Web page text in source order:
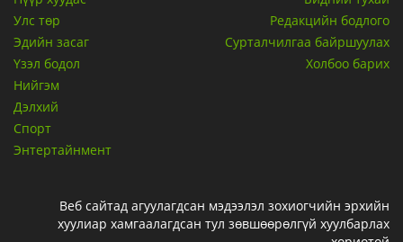
Улс төр
Эдийн засаг
Үзэл бодол
Нийгэм
Дэлхий
Спорт
Энтертайнмент
Редакцийн бодлого
Сурталчилгаа байршуулах
Холбоо барих
Веб сайтад агуулагдсан мэдээлэл зохиогчийн эрхийн
хуулиар хамгаалагдсан тул зөвшөөрөлгүй хуулбарлах